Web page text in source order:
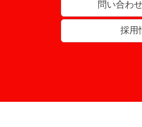
問い合わ
採用